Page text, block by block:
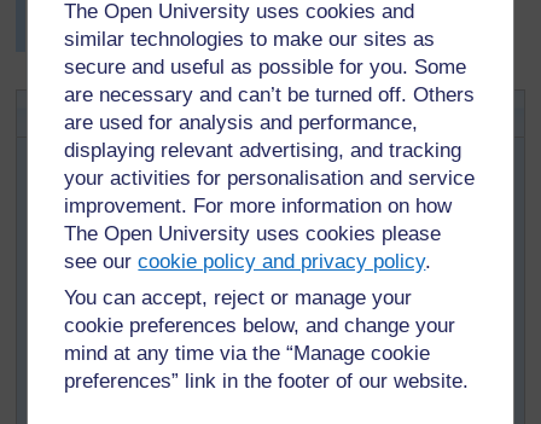
The Open University uses cookies and
similar technologies to make our sites as
secure and useful as possible for you. Some
are necessary and can’t be turned off. Others
are used for analysis and performance,
displaying relevant advertising, and tracking
your activities for personalisation and service
improvement. For more information on how
The Open University uses cookies please
see ourcookie policy and privacy policy.
You can accept, reject or manage your
cookie preferences below, and change your
mind at any time via the “Manage cookie
preferences” link in the footer of our website.
force qui montrent comment mesurer efficacement les
forces.
Activité clé : Réduire le frottement
Faites travailler vos élèves en groupes (voir la
Ressource clé : Travailler en groupe dans la classe)
[
la touche Ctrl
enfoncée et
pour l’ouvrir dans
un nouvel onglet
(Masquer
l’astuce)
pour qu’ils fassent leurs propres
expériences.
Cette expérience concerne la
réduction du frottement. Ecrivez
cette question au tableau :
Quelles matières ou corps sont
à même de mieux réduire le